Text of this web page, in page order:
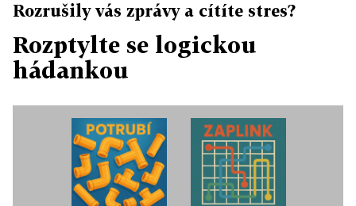
Rozrušily vás zprávy a cítíte stres?
Rozptylte se logickou
hádankou